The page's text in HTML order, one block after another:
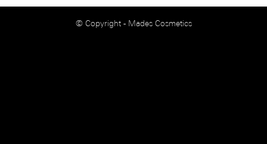
© Copyright - Mades Cosmetics